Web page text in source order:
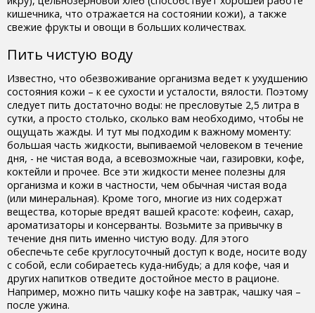
кишечника, что отражается на состоянии кожи), а также
свежие фрукты и овощи в больших количествах.
Пить чистую воду
Известно, что обезвоживание организма ведет к ухудшению
состояния кожи – к ее сухости и усталости, вялости. Поэтому
следует пить достаточно воды: не пресловутые 2,5 литра в
сутки, а просто столько, сколько вам необходимо, чтобы не
ощущать жажды. И тут мы подходим к важному моменту:
большая часть жидкости, выпиваемой человеком в течение
дня, - не чистая вода, а всевозможные чаи, газировки, кофе,
коктейли и прочее. Все эти жидкости менее полезны для
организма и кожи в частности, чем обычная чистая вода
(или минеральная). Кроме того, многие из них содержат
вещества, которые вредят вашей красоте: кофеин, сахар,
ароматизаторы и консерванты. Возьмите за привычку в
течение дня пить именно чистую воду. Для этого
обеспечьте себе круглосуточный доступ к воде, носите воду
с собой, если собираетесь куда-нибудь; а для кофе, чая и
других напитков отведите достойное место в рационе.
Например, можно пить чашку кофе на завтрак, чашку чая –
после ужина.